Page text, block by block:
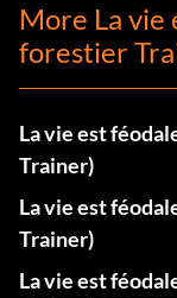
More La vie
forestier
La vie est
Trainer)
La vie est
Trainer)
La vie est